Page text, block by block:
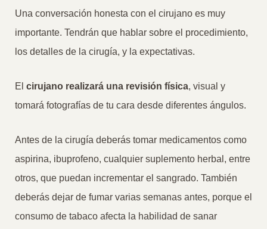
Una conversación honesta con el cirujano es muy
importante. Tendrán que hablar sobre el procedimiento,
los detalles de la cirugía, y la expectativas.
El cirujano realizará una revisión física, visual y
tomará fotografías de tu cara desde diferentes ángulos.
Antes de la cirugía deberás tomar medicamentos como
aspirina, ibuprofeno, cualquier suplemento herbal, entre
otros, que puedan incrementar el sangrado. También
deberás dejar de fumar varias semanas antes, porque el
consumo de tabaco afecta la habilidad de sanar